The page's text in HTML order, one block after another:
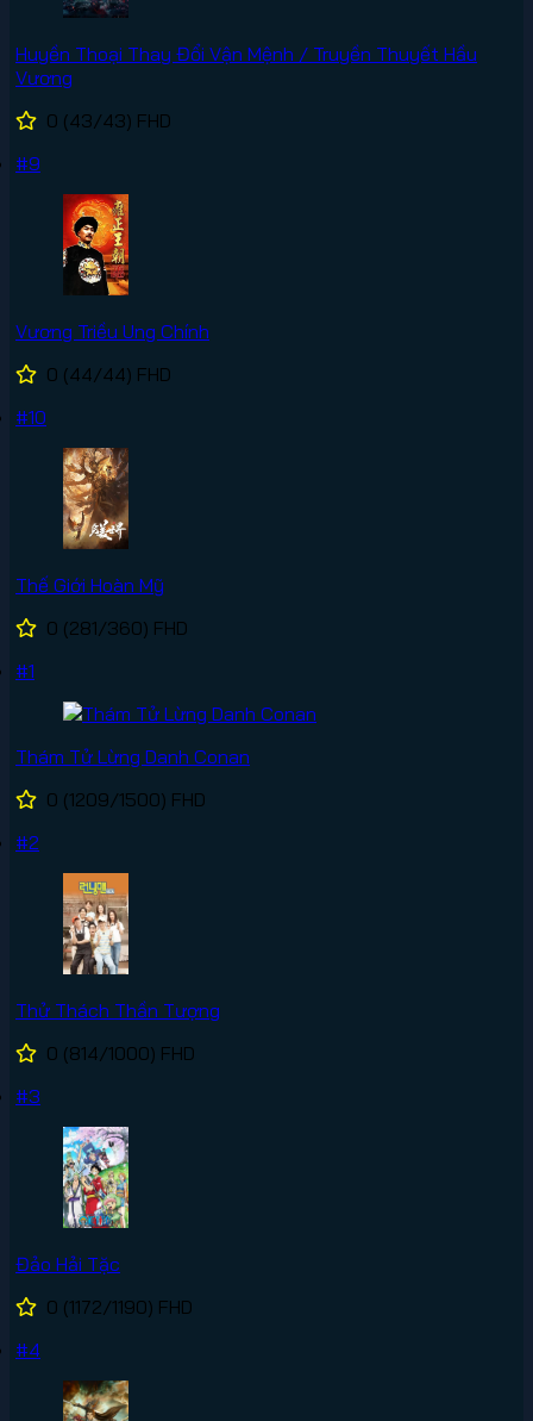
Huyền Thoại Thay Đổi Vận Mệnh / Truyền Thuyết Hầu
Vương
0 (43/43) FHD
#9
Vương Triều Ung Chính
0 (44/44) FHD
#10
Thế Giới Hoàn Mỹ
0 (281/360) FHD
#1
Thám Tử Lừng Danh Conan
0 (1209/1500) FHD
#2
Thử Thách Thần Tượng
0 (814/1000) FHD
#3
Đảo Hải Tặc
0 (1172/1190) FHD
#4